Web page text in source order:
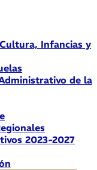
Infancias y
de la
2023-2027